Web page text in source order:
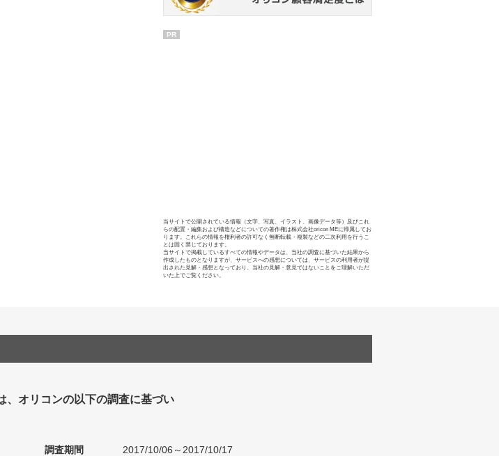
PR
当サイトで公開されている情報（文字、写真、イラスト、画像データ等）及びこれ
らの配置・編集および構造などについての著作権は株式会社oricon MEに帰属してお
ります。これらの情報を権利者の許可なく無断転載・複製などの二次利用を行うこ
とは固く禁じております。
当サイトで掲載しているすべての情報やデータは、当社の調査に基づいた結果から
作成したものとなりますが、サービスへの感想については、サービスの利用者が提
出された見解・感想となっており、当社の見解・意見ではないことをご理解いただ
いた上でご覧ください。
、オリコンの以下の調査に基づい
調査期間
2017/10/06～2017/10/17